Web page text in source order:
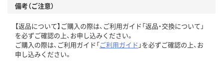
備考（ご注意）
【返品について】ご購入の際は、ご利用ガイド「返品・交換について」
を必ずご確認の上、お申し込みください。
ご購入の際は、ご利用ガイド「ご利用ガイド 」を必ずご確認の上、お
申し込みください。